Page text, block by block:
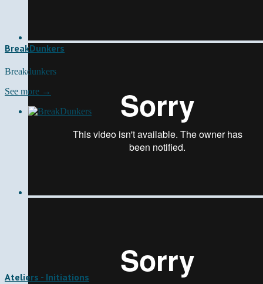
BreakDunkers
Breakdunkers
See more →
Ateliers - Initiations